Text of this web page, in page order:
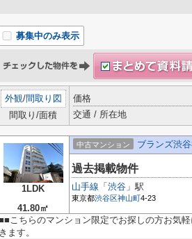
募集中のみ表示
外観/間取り図
間取り/面積
価格
交通 / 所在地
1LDK
41.80㎡
中古マンション ブランズ渋
過去掲載物件
山手線 「 渋谷 」駅
東京都渋谷区神山町4-23
こちらのマンション限定でお探しの方お気
きます。